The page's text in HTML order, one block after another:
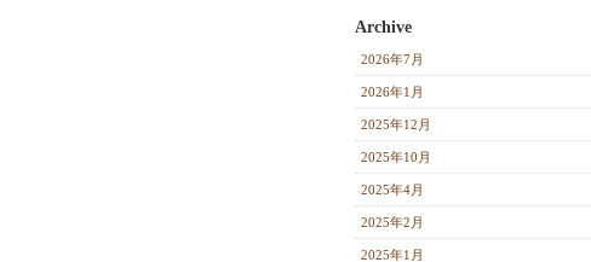
Archive
2026年7月
2026年1月
2025年12月
2025年10月
2025年4月
2025年2月
2025年1月